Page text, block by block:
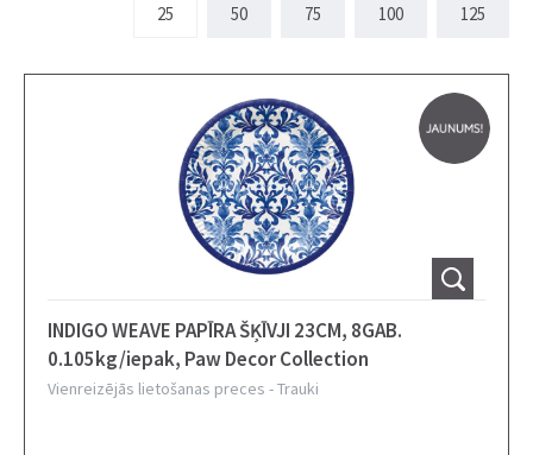
25 50 75 100 125
INDIGO WEAVE PAPĪRA ŠĶĪVJI 23CM, 8GAB.
0.105kg/iepak, Paw Decor Collection
Vienreizējās lietošanas preces -Trauki